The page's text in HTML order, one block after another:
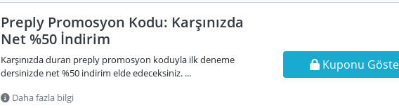
Preply Promosyon Kodu: Karşınızda
Net %50 İndirim
Karşınızda duran preply promosyon koduyla ilk deneme
dersinizde net %50 indirim elde edeceksiniz. ...
Daha fazla bilgi
Kuponu